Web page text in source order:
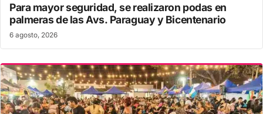
Para mayor seguridad, se realizaron podas en
palmeras de las Avs. Paraguay y Bicentenario
6 agosto, 2026